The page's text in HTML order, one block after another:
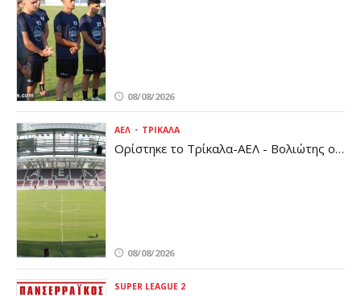
08/08/2026
ΑΕΛ ΤΡΊΚΑΛΑ
Ορίστηκε το Τρίκαλα-ΑΕΛ - Βολιώτης ο
08/08/2026
SUPER LEAGUE 2